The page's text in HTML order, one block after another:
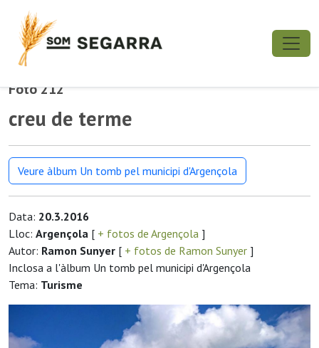
Foto 212
creu de terme
Veure àlbum Un tomb pel municipi d'Argençola
Data: 20.3.2016
Lloc: Argençola [ + fotos de Argençola ]
Autor: Ramon Sunyer [ + fotos de Ramon Sunyer ]
Inclosa a l'àlbum Un tomb pel municipi d'Argençola
Tema: Turisme